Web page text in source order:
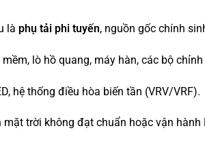
là phụ tải phi tuyến, nguồn gốc chính
lò hồ quang, máy hàn, các bộ
hệ thống điều hòa biến tần (VRV/VRF).
trời không đạt chuẩn hoặc vận